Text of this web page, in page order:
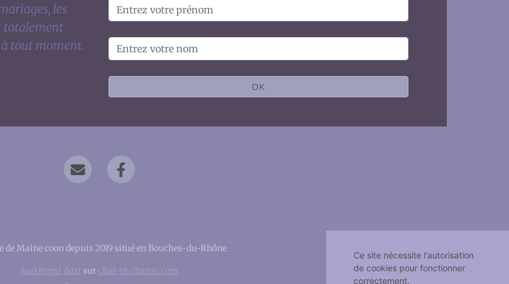
les
totalement
tout moment.
OK
de Maine coon depuis 2019 situé en Bouches-du-Rhône
And Popsi dust sur chat-et-chaton.com
Ce site nécessite l'autorisation
de cookies pour fonctionner
correctement.